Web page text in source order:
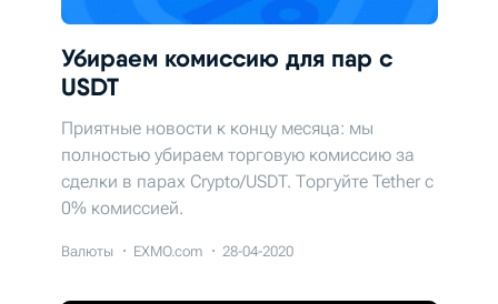
Убираем комиссию для пар с
USDT
Приятные новости к концу месяца: мы
полностью убираем торговую комиссию за
сделки в парах Crypto/USDT. Торгуйте Tether c
0% комиссией.
Валюты EXMO.com 28-04-2020